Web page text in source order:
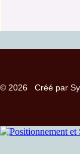
© 2026 Créé par